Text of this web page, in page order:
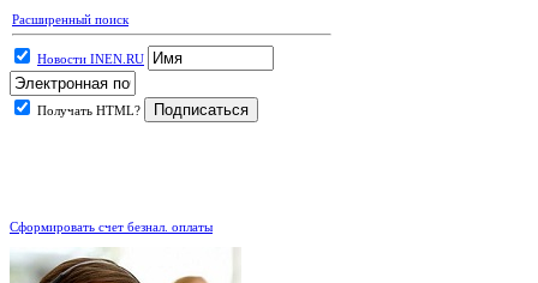
Расширенный поиск
Новости INEN.RU
Получать HTML?
Сформировать счет безнал. оплаты